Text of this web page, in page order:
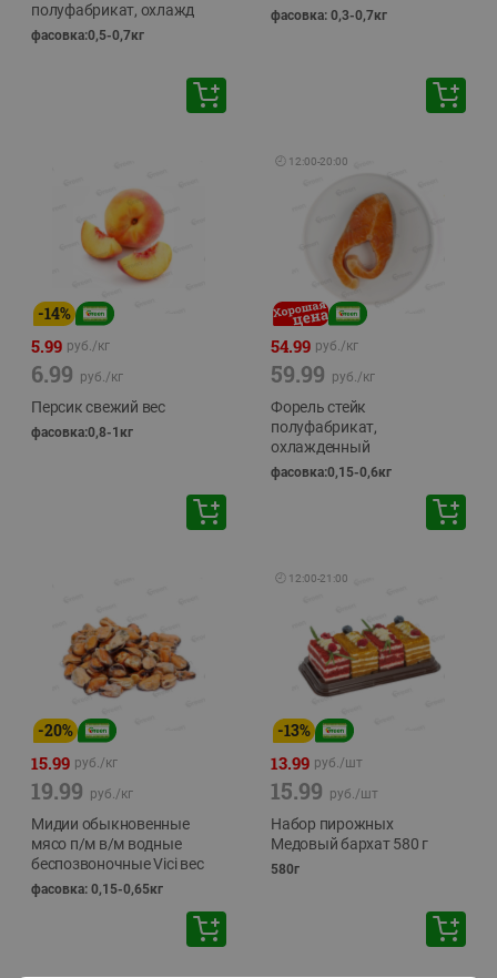
полуфабрикат, охлажд
фасовка:0,5-0,7кг
фасовка: 0,3-0,7кг
-14%
5.99 руб./кг
6.99 руб./кг
Персик свежий вес
фасовка:0,8-1кг
🕘 12:00-20:00
54.99 руб./кг
59.99 руб./кг
Форель стейк
полуфабрикат,
охлажденный
фасовка:0,15-0,6кг
-20%
15.99 руб./кг
19.99 руб./кг
Мидии обыкновенные
мясо п/м в/м водные
беспозвоночные Vici вес
фасовка: 0,15-0,65кг
🕘 12:00-21:00
-13%
13.99 руб./шт
15.99 руб./шт
Набор пирожных
Медовый бархат 580 г
580г